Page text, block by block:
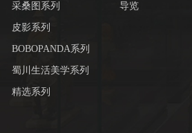
采桑图系列
皮影系列
BOBOPANDA系列
蜀川生活美学系列
精选系列
导览